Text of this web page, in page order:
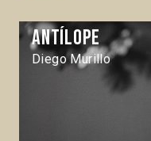
Antílope
Diego Murillo